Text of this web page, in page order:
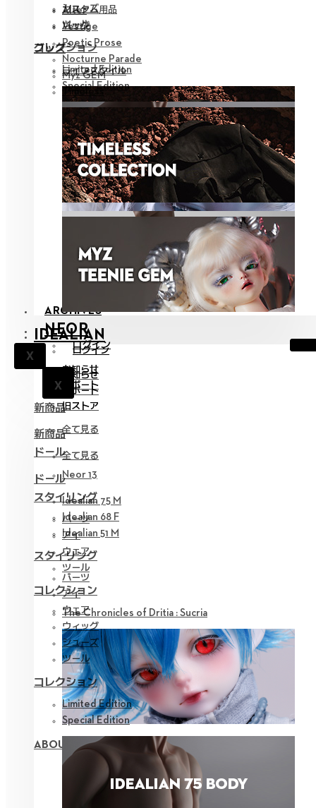
カスタム用品
バッグ
グッズ
ライフスタイル
ARCHIVES
X
シューズ
ツール
コレクション
Limited Edition
Special Edition
NEOR
ログイン
X
お知らせ
サポート
新商品
全て見る
ドール
Neor 13
スタイリング
パーツ
アイ
ウェア
ツール
コレクション
The Chronicles of Dritia : Sucria
ABOUT NEOR 13
Alter
Vestige
Poetic Prose
Nocturne Parade
Myz GEM
Timeless
IDEALIAN
ログイン
X
お知らせ
サポート
旧ストア
新商品
全て見る
ドール
Idealian 75 M
Idealian 68 F
Idealian 51 M
スタイリング
パーツ
アイ
ウェア
ウィッグ
シューズ
ツール
コレクション
Limited Edition
Special Edition